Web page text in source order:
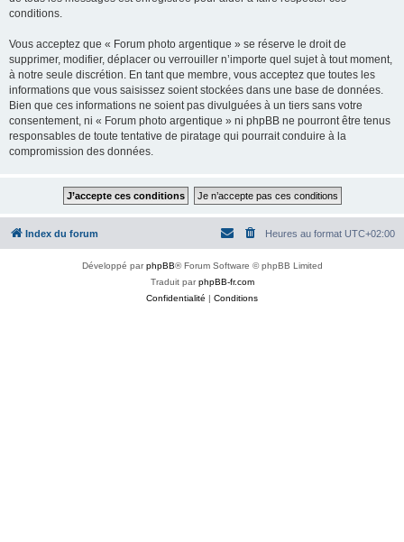
conditions.
Vous acceptez que « Forum photo argentique » se réserve le droit de
supprimer, modifier, déplacer ou verrouiller n’importe quel sujet à tout moment,
à notre seule discrétion. En tant que membre, vous acceptez que toutes les
informations que vous saisissez soient stockées dans une base de données.
Bien que ces informations ne soient pas divulguées à un tiers sans votre
consentement, ni « Forum photo argentique » ni phpBB ne pourront être tenus
responsables de toute tentative de piratage qui pourrait conduire à la
compromission des données.
Index du forum Heures au format UTC+02:00
Développé parphpBB® Forum Software © phpBB Limited
Traduit parphpBB-fr.com
Confidentialité | Conditions